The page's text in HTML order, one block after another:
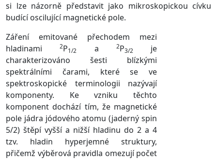
si lze názorně představit jako mikroskopickou cívku
budící oscilující magnetické pole.
Záření emitované přechodem mezi
hladinami2P1/2 a 2P3/2
je
charakterizováno šesti blízkými
spektrálními čarami, které se ve
spektroskopické terminologii nazývají
komponenty. Ke vzniku těchto
komponent dochází tím, že magnetické
pole jádra jódového atomu (jaderný spin
5/2) štěpí vyšší a nižší hladinu do 2 a 4
tzv. hladin hyperjemné struktury,
přičemž výběrová pravidla omezují počet